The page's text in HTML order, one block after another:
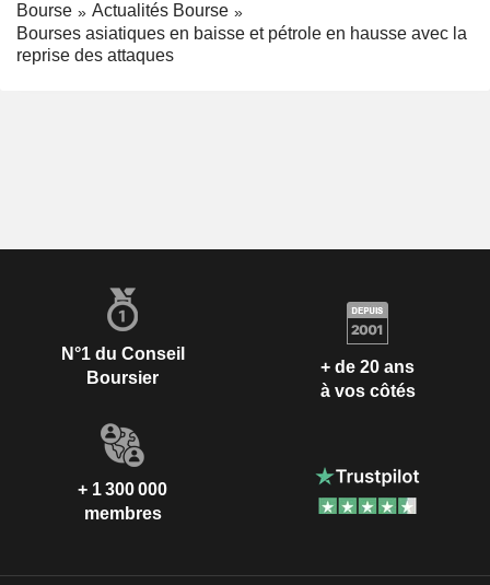
Bourse
Actualités Bourse
Bourses asiatiques en baisse et pétrole en hausse avec la
reprise des attaques
N°1 du Conseil
Boursier
+ de 20 ans
à vos côtés
+ 1 300 000
membres